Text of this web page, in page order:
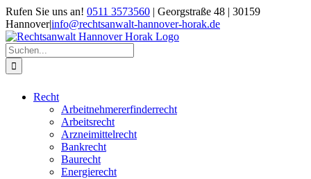
Zum
Inhalt
springen
Rufen Sie uns an! 0511 3573560 | Georgstraße 48 | 30159
Hannover|info@rechtsanwalt-hannover-horak.de
Suche
nach:
Recht
Arbeitnehmererfinderrecht
Arbeitsrecht
Arzneimittelrecht
Bankrecht
Baurecht
Energierecht